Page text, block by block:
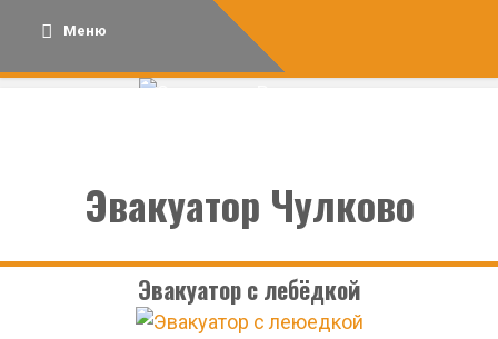
content
Меню
Эвакуатор Чулково
Эвакуатор с лебёдкой